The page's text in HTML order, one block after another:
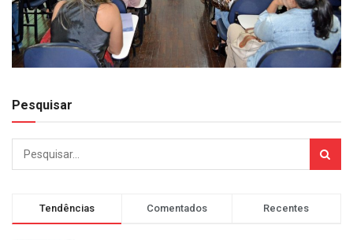
Pesquisar
Tendências Comentados Recentes